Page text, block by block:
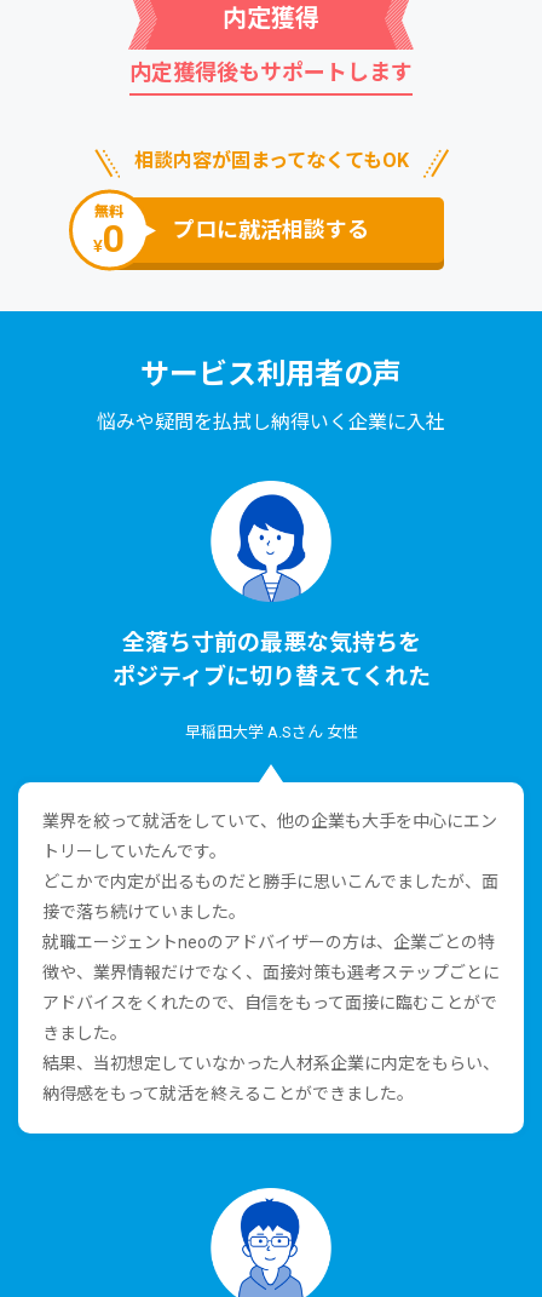
内定獲得
内定獲得後もサポートします
相談内容が固まってなくてもOK
無料
¥0 プロに就活相談する
サービス利⽤者の声
悩みや疑問を払拭し納得いく企業に⼊社
全落ち⼨前の最悪な気持ちを
ポジティブに切り替えてくれた
早稲⽥⼤学 A.Sさん ⼥性
業界を絞って就活をしていて、他の企業も⼤⼿を中⼼にエン
トリーしていたんです。
どこかで内定が出るものだと勝⼿に思いこんでましたが、⾯
接で落ち続けていました。
就職エージェントneoのアドバイザーの⽅は、企業ごとの特
徴や、業界情報だけでなく、⾯接対策も選考ステップごとに
アドバイスをくれたので、⾃信をもって⾯接に臨むことがで
きました。
結果、当初想定していなかった⼈材系企業に内定をもらい、
納得感をもって就活を終えることができました。